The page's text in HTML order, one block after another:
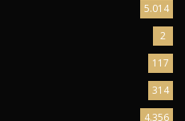
5.014
2
117
314
4.356